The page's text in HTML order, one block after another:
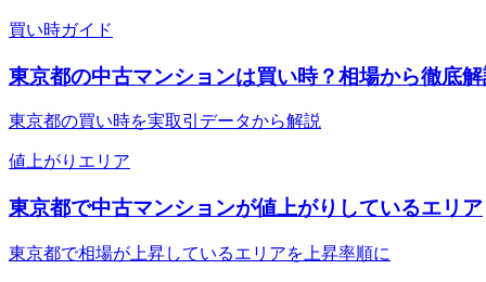
買い時ガイド
東京都の中古マンションは買い時？相場から徹底
東京都の買い時を実取引データから解説
値上がりエリア
東京都で中古マンションが値上がりしているエリア
東京都で相場が上昇しているエリアを上昇率順に